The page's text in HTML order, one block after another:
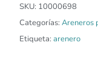
SKU: 10000698
Categorías: Areneros
Etiqueta: arenero